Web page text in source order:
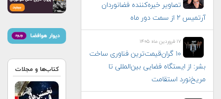
تصاویر خیره‌کننده فضانوردان
آرتمیس ۲ از سمت دور ماه
۱۷ فروردین ماه ۱۴۰۵
۱۰ گران‌قیمت‌ترین فناوری‌ ساخت
بشر: از ایستگاه فضایی بین‌المللی تا
مریخ‌نورد استقامت
کتاب‌ها و مجلات